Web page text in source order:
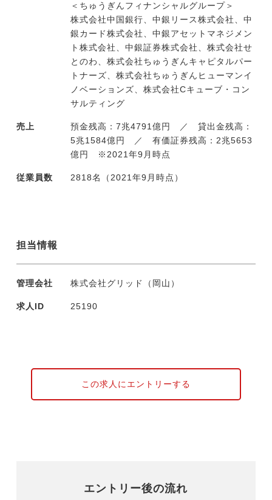
＜ちゅうぎんフィナンシャルグループ＞
株式会社中国銀行、中銀リース株式会社、中
銀カード株式会社、中銀アセットマネジメン
ト株式会社、中銀証券株式会社、株式会社せ
とのわ、株式会社ちゅうぎんキャピタルパー
トナーズ、株式会社ちゅうぎんヒューマンイ
ノベーションズ、株式会社Cキューブ・コン
サルティング
売上
預金残高：7兆4791億円 ／ 貸出金残高：
5兆1584億円 ／ 有価証券残高：2兆5653
億円 ※2021年9月時点
従業員数 2818名（2021年9月時点）
担当情報
管理会社 株式会社グリッド（岡山）
求人ID 25190
この求人にエントリーする
エントリー後の流れ